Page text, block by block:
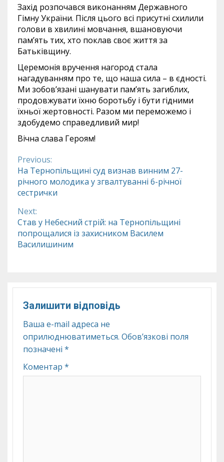
Захід розпочався виконанням Державного
Гімну України. Після цього всі присутні схилили
голови в хвилині мовчання, вшановуючи
пам’ять тих, хто поклав своє життя за
Батьківщину.
Церемонія вручення нагород стала
нагадуванням про те, що наша сила – в єдності.
Ми зобов’язані шанувати пам’ять загиблих,
продовжувати їхню боротьбу і бути гідними
їхньої жертовності. Разом ми переможемо і
здобудемо справедливий мир!
Вічна слава Героям!
Continue
Reading
Previous:
На Тернопільщині суд визнав винним 27-
річного молодика у згвалтуванні 6-річної
сестрички
Next:
Став у Небесний стрій: на Тернопільщині
попрощалися із захисником Василем
Василишиним
Залишити відповідь
Ваша e-mail адреса не
оприлюднюватиметься. Обов’язкові поля
позначені *
Коментар *